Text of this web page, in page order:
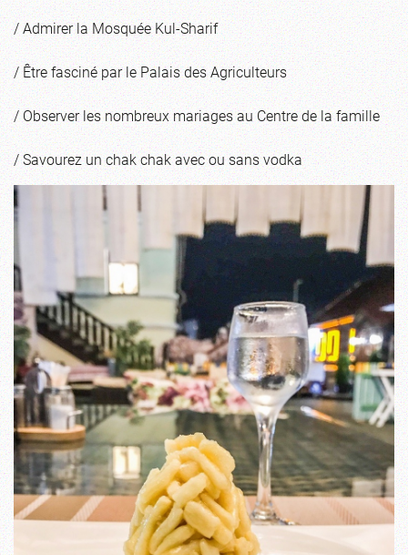
/ Admirer la Mosquée Kul-Sharif
/ Être fasciné par le Palais des Agriculteurs
/ Observer les nombreux mariages au Centre de la famille
/ Savourez un chak chak avec ou sans vodka